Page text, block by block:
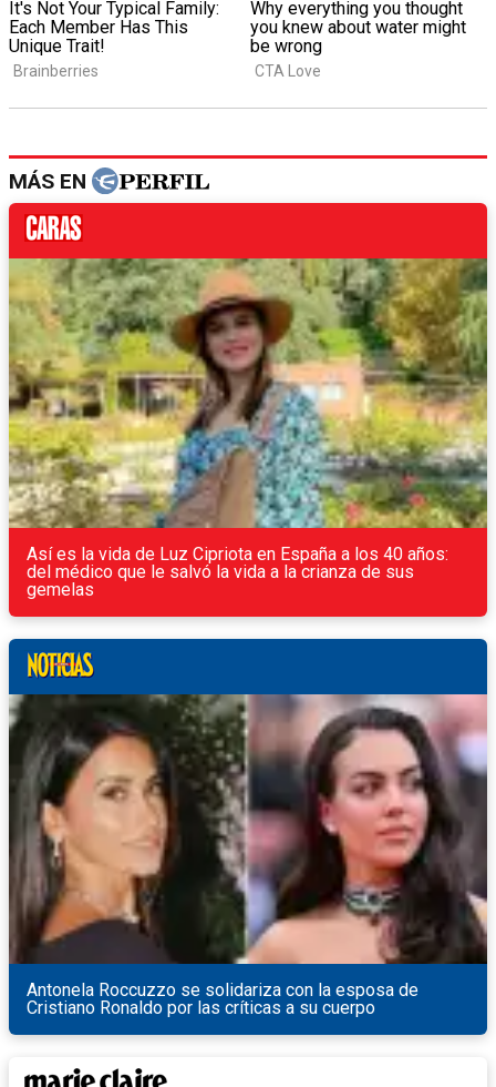
MÁS EN
Así es la vida de Luz Cipriota en España a los 40 años:
del médico que le salvó la vida a la crianza de sus
gemelas
Antonela Roccuzzo se solidariza con la esposa de
Cristiano Ronaldo por las críticas a su cuerpo